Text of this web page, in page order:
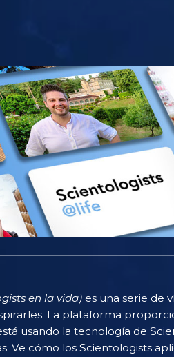
en la vida) es una serie de
La plataforma
usando la tecnología de
Ve cómo los Scientologists